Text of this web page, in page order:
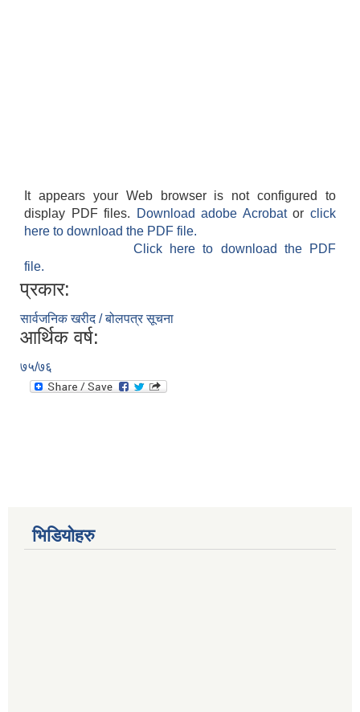
It appears your Web browser is not configured to
display PDF files.
Download adobe Acrobatorclick
here to download the PDF file.
Click here to download the PDF
file.
प्रकार:
सार्वजनिक खरीद / बोलपत्र सूचना
आर्थिक वर्ष:
७५/७६
भिडियोहरु